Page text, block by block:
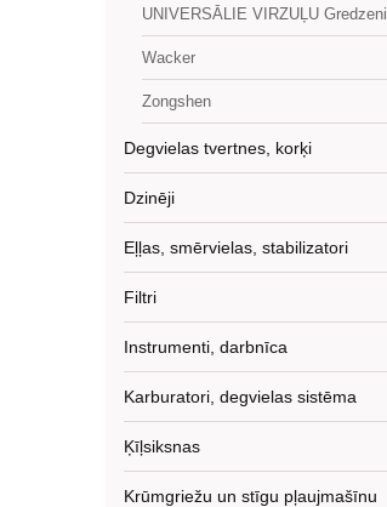
UNIVERSĀLIE VIRZUĻU Gredzeni
Wacker
Zongshen
Degvielas tvertnes, korķi
Dzinēji
Eļļas, smērvielas, stabilizatori
Filtri
Instrumenti, darbnīca
Karburatori, degvielas sistēma
Ķīļsiksnas
Krūmgriežu un stīgu pļaujmašīnu